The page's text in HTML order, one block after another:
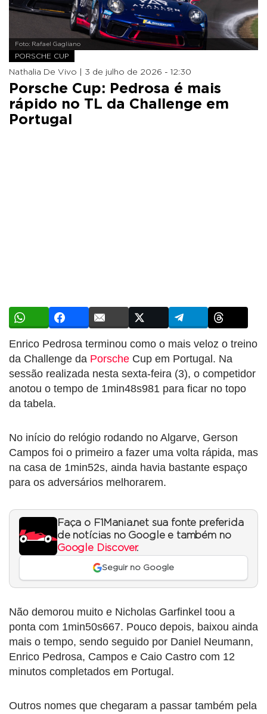
Foto: Rafael Gagliano
PORSCHE CUP
Nathalia De Vivo | 3 de julho de 2026 - 12:30
Porsche Cup: Pedrosa é mais
rápido no TL da Challenge em
Portugal
Enrico Pedrosa terminou como o mais veloz o treino
da Challenge da Porsche Cup em Portugal. Na
sessão realizada nesta sexta-feira (3), o competidor
anotou o tempo de 1min48s981 para ficar no topo
da tabela.
No início do relógio rodando no Algarve, Gerson
Campos foi o primeiro a fazer uma volta rápida, mas
na casa de 1min52s, ainda havia bastante espaço
para os adversários melhorarem.
Faça o F1Mania.net sua fonte preferida
de notícias no Google e também no
Google Discover.
Seguir no Google
Não demorou muito e Nicholas Garfinkel toou a
ponta com 1min50s667. Pouco depois, baixou ainda
mais o tempo, sendo seguido por Daniel Neumann,
Enrico Pedrosa, Campos e Caio Castro com 12
minutos completados em Portugal.
Outros nomes que chegaram a passar também pela